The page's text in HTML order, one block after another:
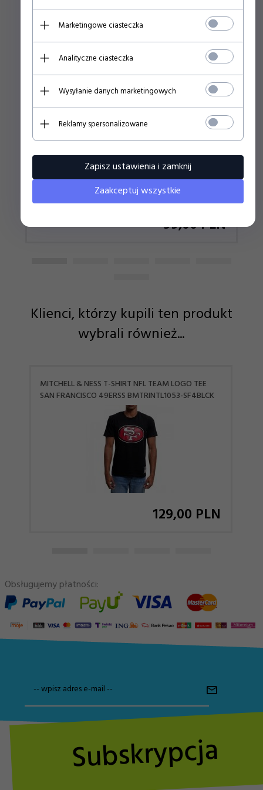
Polecamy
REAL MADRYT SZALIK KIBICA KNITTED SCARF 32ND
RM4BUF32
99,00PLN
Klienci, którzy kupili ten produkt
wybrali również...
MITCHELL & NESS T-SHIRT NFL TEAM LOGO TEE
SAN FRANCISCO 49ERSS BMTRINTL1053-SF4BLCK
129,00 PLN
Obsługujemy płatności:
-- wpisz adres e-mail --
Subskrypcja
Marketingowe ciasteczka
Analityczne ciasteczka
Wysyłanie danych marketingowych
Reklamy spersonalizowane
Zapisz ustawienia i zamknij
Zaakceptuj wszystkie